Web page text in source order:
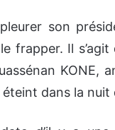
son
frapper. Il
KONE,
éteint dans la